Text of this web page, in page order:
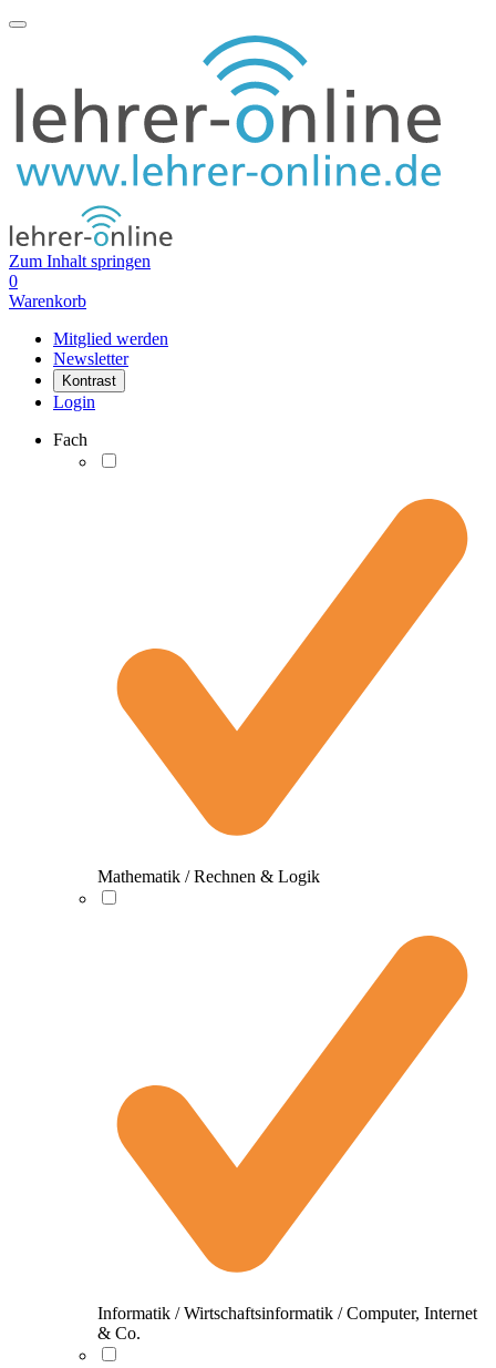
Zum Inhalt springen
0
Warenkorb
Mitglied werden
Newsletter
Kontrast
Login
Fach
Mathematik / Rechnen & Logik
Informatik / Wirtschaftsinformatik / Computer, Internet
& Co.